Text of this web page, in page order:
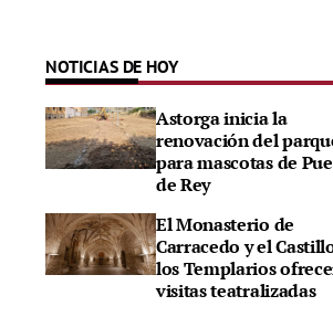
NOTICIAS DE HOY
Astorga inicia la
renovación del
para mascotas de
de Rey
El Monasterio de
Carracedo y el
los Templarios
visitas teatralizadas